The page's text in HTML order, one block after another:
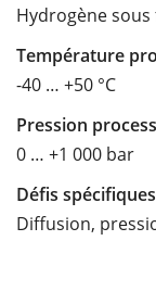
Hydrogène
Température
-40 … +50 °C
Pression
0 … +1 000 bar
Défis
Diffusion,